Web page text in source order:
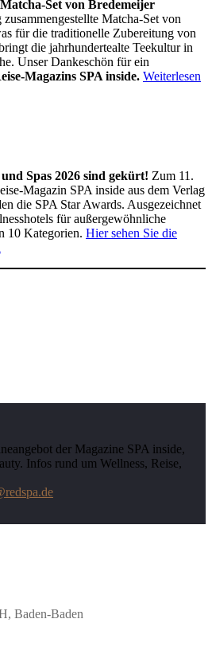
Set von Bredemeijer
Matcha-Set von
für die traditionelle Zubereitung von
die jahrhundertealte Teekultur in
Unser Dankeschön für ein
Magazins SPA inside. Weiterlesen
Spas 2026 sind gekürt! Zum 11.
Magazin SPA inside aus dem Verlag
die SPA Star Awards. Ausgezeichnet
für außergewöhnliche
10 Kategorien. Hier sehen Sie die
der Magazine SPA inside,
Infos rund um Wellness, Reise,
Baden-Baden